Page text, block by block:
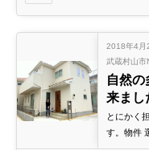
2018年4月
武蔵村山市
自然
来まし
とにかく
す。物件